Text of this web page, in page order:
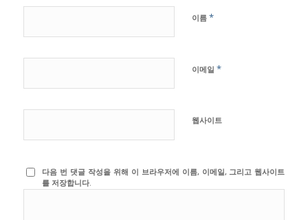
이름 *
이메일 *
웹사이트
다음 번 댓글 작성을 위해 이 브라우저에 이름, 이메일, 그리고 웹사이트
를 저장합니다.